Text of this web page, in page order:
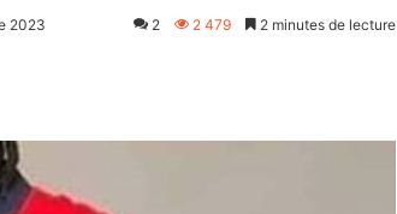
2023 2 2 479 2 minutes de lecture